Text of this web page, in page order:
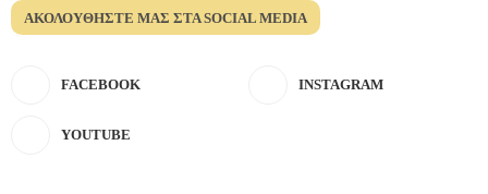
ΑΚΟΛΟΥΘΉΣΤΕ ΜΑΣ ΣΤΑ SOCIAL MEDIA
FACEBOOK INSTAGRAM
YOUTUBE